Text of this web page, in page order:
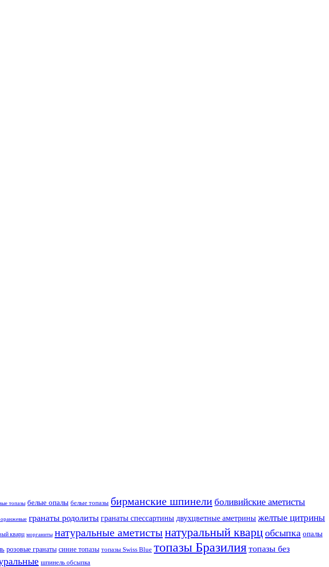
топазы белые опалы белые топазы бирманские шпинелиболивийские аметисты
гранаты родолиты гранаты спессартины двухцветные аметрины желтые цитрины
кварц морганиты натуральные аметистынатуральный кварцобсыпка опалы
розовые гранаты синие топазы топазы Swiss Blue топазы Бразилия топазы без
шпинель обсыпка